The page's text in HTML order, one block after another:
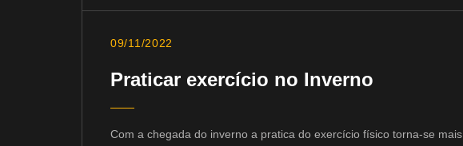
09/11/2022
Praticar exercício no Inverno
Com a chegada do inverno a pratica do exercício físico torna-se mais